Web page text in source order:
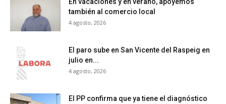
En vacaciones y en verano, apoyemos
también al comercio local
4 agosto, 2026
El paro sube en San Vicente del Raspeig en
julio en...
4 agosto, 2026
El PP confirma que ya tiene el diagnóstico